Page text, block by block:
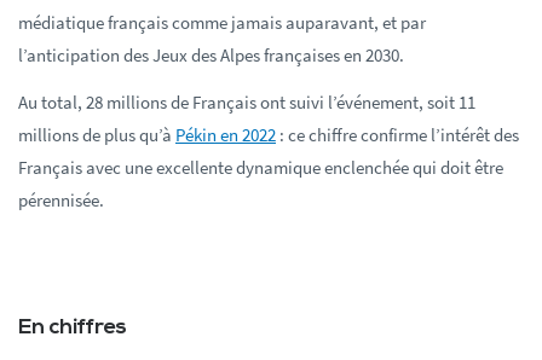
médiatique français comme jamais auparavant, et par
l’anticipation des Jeux des Alpes françaises en 2030.
Au total, 28 millions de Français ont suivi l’événement, soit 11
millions de plus qu’à Pékin en 2022 : ce chiffre confirme l’intérêt des
Français avec une excellente dynamique enclenchée qui doit être
pérennisée.
En chiffres